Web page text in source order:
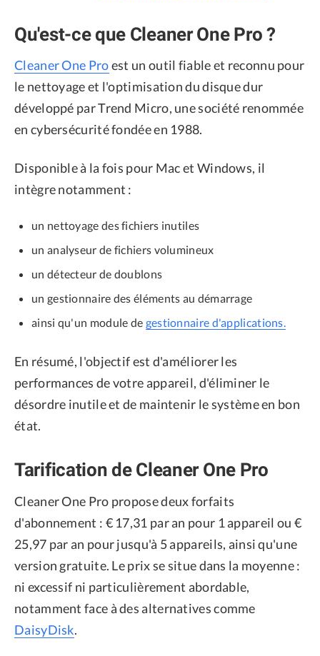
Qu'est-ce que Cleaner One Pro ?
Cleaner One Proest un outil fiable et reconnu pour
le nettoyage et l'optimisation du disque dur
développé par Trend Micro, une société renommée
en cybersécurité fondée en 1988.
Disponible à la fois pour Mac et Windows, il
intègre notamment :
un nettoyage des fichiers inutiles
un analyseur de fichiers volumineux
un détecteur de doublons
un gestionnaire des éléments au démarrage
ainsi qu'un module de gestionnaire d'applications.
En résumé, l'objectif est d'améliorer les
performances de votre appareil, d'éliminer le
désordre inutile et de maintenir le système en bon
état.
Tarification de Cleaner One Pro
Cleaner One Pro propose deux forfaits
d'abonnement : € 17,31 par an pour 1 appareil ou €
25,97 par an pour jusqu'à 5 appareils, ainsi qu'une
version gratuite. Le prix se situe dans la moyenne :
ni excessif ni particulièrement abordable,
notamment face à des alternatives comme
DaisyDisk.